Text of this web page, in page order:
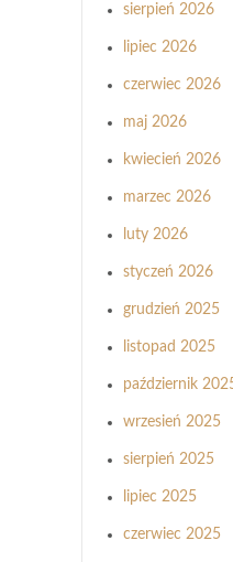
sierpień 2026
lipiec 2026
czerwiec 2026
maj 2026
kwiecień 2026
marzec 2026
luty 2026
styczeń 2026
grudzień 2025
listopad 2025
październik
wrzesień 2025
sierpień 2025
lipiec 2025
czerwiec 2025